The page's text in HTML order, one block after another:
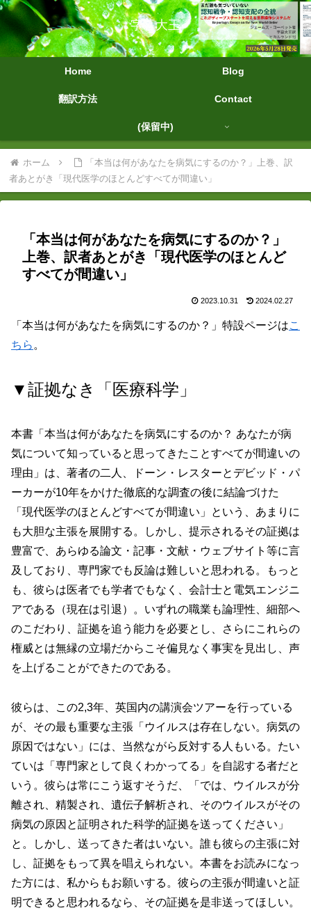
字幕大王
Home Blog
翻訳方法 Contact
(保留中)
ホーム
「本当は何があなたを病気にするのか？」上巻、訳
者あとがき「現代医学のほとんどすべてが間違い」
「本当は何があなたを病気にするのか？」
上巻、訳者あとがき「現代医学のほとんど
すべてが間違い」
2023.10.31 2024.02.27
「本当は何があなたを病気にするのか？」特設ページはこ
ちら 。
▼証拠なき「医療科学」
本書「本当は何があなたを病気にするのか？ あなたが病
気について知っていると思ってきたことすべてが間違いの
理由」は、著者の二人、ドーン・レスターとデビッド・パ
ーカーが10年をかけた徹底的な調査の後に結論づけた
「現代医学のほとんどすべてが間違い」という、あまりに
も大胆な主張を展開する。しかし、提示されるその証拠は
豊富で、あらゆる論文・記事・文献・ウェブサイト等に言
及しており、専門家でも反論は難しいと思われる。もっと
も、彼らは医者でも学者でもなく、会計士と電気エンジニ
アである（現在は引退）。いずれの職業も論理性、細部へ
のこだわり、証拠を追う能力を必要とし、さらにこれらの
権威とは無縁の立場だからこそ偏見なく事実を見出し、声
を上げることができたのである。
彼らは、この2,3年、英国内の講演会ツアーを行っている
が、その最も重要な主張「ウイルスは存在しない。病気の
原因ではない」には、当然ながら反対する人もいる。たい
ていは「専門家として良くわかってる」を自認する者だと
いう。彼らは常にこう返すそうだ、「では、ウイルスが分
離され、精製され、遺伝子解析され、そのウイルスがその
病気の原因と証明された科学的証拠を送ってください」
と。しかし、送ってきた者はいない。誰も彼らの主張に対
し、証拠をもって異を唱えられない。本書をお読みになっ
た方には、私からもお願いする。彼らの主張が間違いと証
明できると思われるなら、その証拠を是非送ってほしい。